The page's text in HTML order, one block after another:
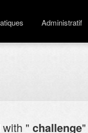
Administratif
" challenge"